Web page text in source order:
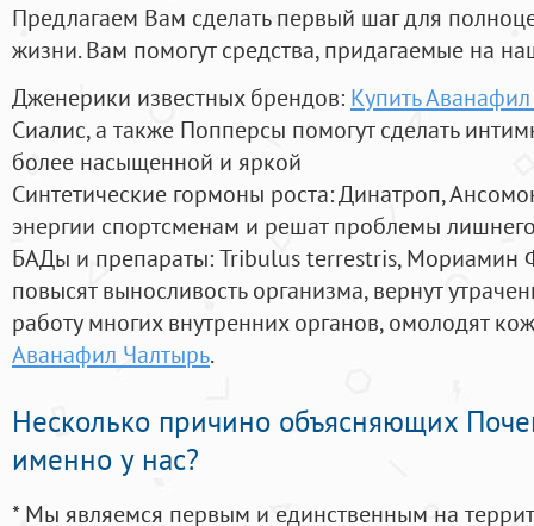
Предлагаем Вам сделать первый шаг для
жизни. Вам помогут средства, придагаемые на
Дженерики известных брендов: Купить
Сиалис, а также Попперсы помогут сделать
более насыщенной и яркой
Синтетические гормоны роста: Динатроп,
энергии спортсменам и решат проблемы
БАДы и препараты:Tribulus terrestris, Мориамин
повысят выносливость организма, вернут
работу многих внутренних органов, омолодят
Аванафил Чалтырь.
Несколько причино объясняющих
именно у нас?
* Мы являемся первым и единственным на